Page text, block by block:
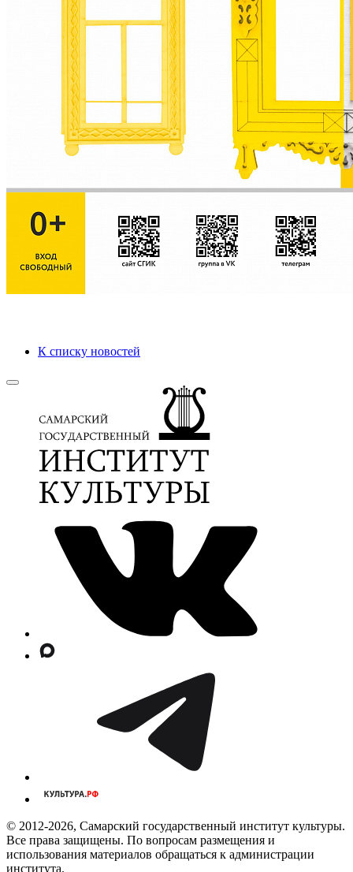
К списку новостей
© 2012-2026, Самарский государственный институт культуры.
Все права защищены. По вопросам размещения и
использования материалов обращаться к администрации
института.